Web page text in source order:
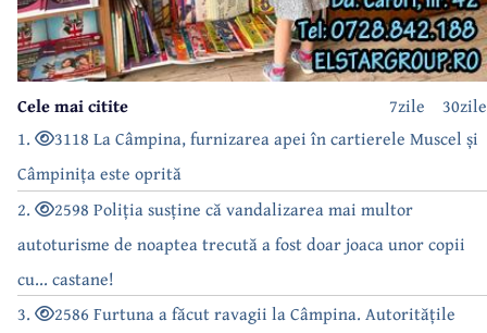
30zile
7zile
Cele mai citite
1.
3118 La Câmpina, furnizarea apei în cartierele Muscel și
Câmpinița este oprită
2.
2598 Poliția susține că vandalizarea mai multor
autoturisme de noaptea trecută a fost doar joaca unor copii
cu... castane!
3.
2586 Furtuna a făcut ravagii la Câmpina. Autoritățile